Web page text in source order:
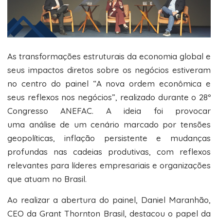
As transformações estruturais da economia global e
seus impactos diretos sobre os negócios estiveram
no centro do painel “A nova ordem econômica e
seus reflexos nos negócios”, realizado durante o 28º
Congresso ANEFAC. A ideia foi provocar
uma análise de um cenário marcado por tensões
geopolíticas, inflação persistente e mudanças
profundas nas cadeias produtivas, com reflexos
relevantes para líderes empresariais e organizações
que atuam no Brasil.
Ao realizar a abertura do painel, Daniel Maranhão,
CEO da Grant Thornton Brasil, destacou o papel da